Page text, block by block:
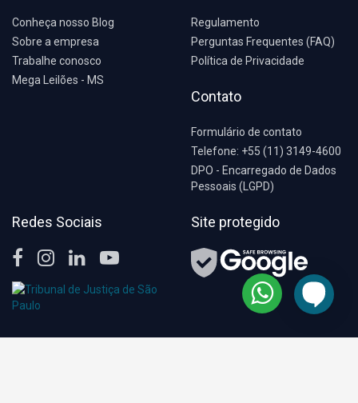
Conheça nosso Blog
Sobre a empresa
Trabalhe conosco
Mega Leilões - MS
Regulamento
Perguntas Frequentes (FAQ)
Política de Privacidade
Contato
Formulário de contato
Telefone: +55 (11) 3149-4600
DPO - Encarregado de Dados
Pessoais (LGPD)
Redes Sociais Site protegido